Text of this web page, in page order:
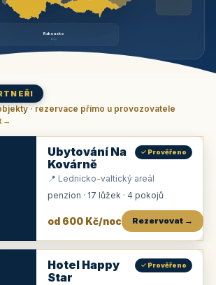
Rakousko
brzy
· rezervace přímo u provozovatele
→
Ubytování Na
Kovárně
✓ Prověřeno
📍 Lednicko-valtický areál
penzion · 17 lůžek · 4 pokojů
od 600 Kč/noc Rezervovat →
Hotel Happy
Star
✓ Prověřeno